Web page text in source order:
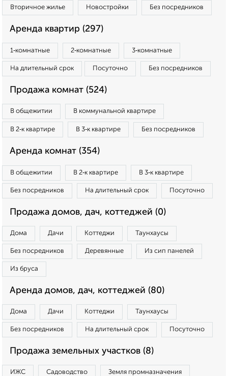
Вторичное жилье Новостройки Без посредников
Аренда квартир (297)
1‑комнатные 2‑комнатные 3‑комнатные
На длительный срок Посуточно Без посредников
Продажа комнат (524)
В общежитии В коммунальной квартире
В 2‑к квартире В 3‑к квартире Без посредников
Аренда комнат (354)
В общежитии В 2‑к квартире В 3‑к квартире
Без посредников На длительный срок Посуточно
Продажа домов, дач, коттеджей (0)
Дома Дачи Коттеджи Таунхаусы
Без посредников Деревянные Из сип панелей
Из бруса
Аренда домов, дач, коттеджей (80)
Дома Дачи Коттеджи Таунхаусы
Без посредников На длительный срок Посуточно
Продажа земельных участков (8)
ИЖС Садоводство Земля промназначения